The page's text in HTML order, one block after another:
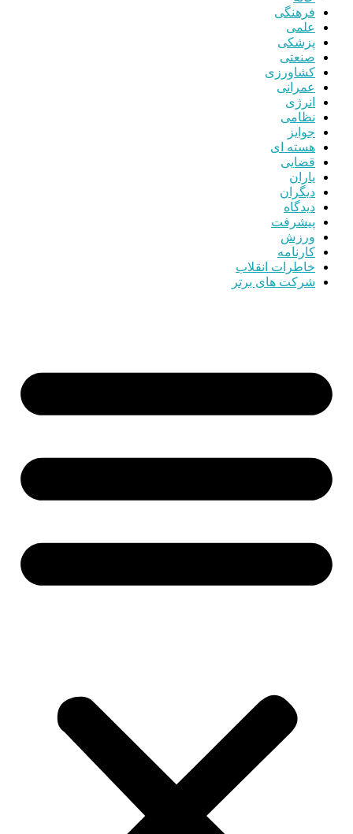
فرهنگی
علمی
پزشکی
صنعتی
کشاورزی
عمرانی
انرژی
نظامی
جوایز
هسته ای
قضایی
یاران
دیگران
دیدگاه
پیشرفت
ورزش
کارنامه
خاطرات انقلاب
شرکت های برتر